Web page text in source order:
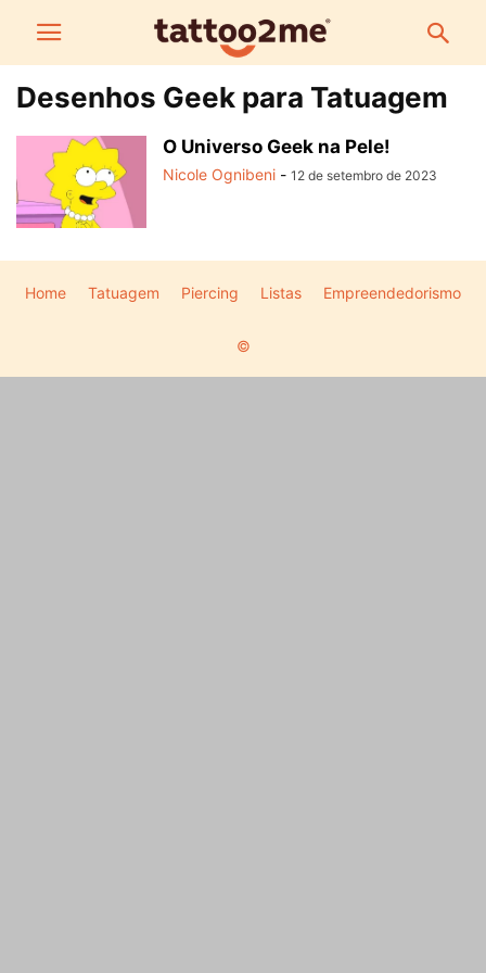
Desenhos Geek para Tatuagem
O Universo Geek na Pele!
Nicole Ognibeni - 12 de setembro de 2023
Home Tatuagem Piercing Listas Empreendedorismo
©